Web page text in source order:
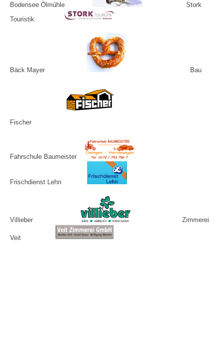
Bodensee Ölmühle
Stork
Touristik
Bäck Mayer Bau
Fischer
Fahrschule Baumeister
Frischdienst Lehn
Villieber Zimmerei
Veit